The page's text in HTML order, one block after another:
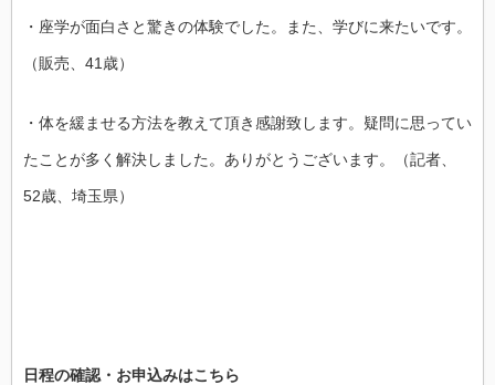
・座学が面白さと驚きの体験でした。また、学びに来たいです。
（販売、41歳）
・体を緩ませる方法を教えて頂き感謝致します。疑問に思ってい
たことが多く解決しました。ありがとうございます。（記者、
52歳、埼玉県）
日程の確認・お申込みはこちら